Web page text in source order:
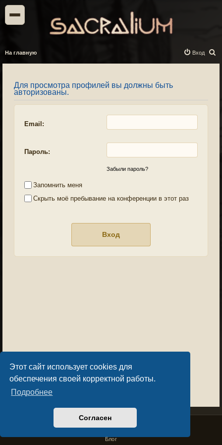
Этот сайт использует cookies для
обеспечения своей корректной работы.
Подробнее
Согласен
На главную
о
Вход
Для просмотра профилей вы должны быть
авторизованы.
Email:
Пароль:
Забыли пароль?
Запомнить меня
Скрыть моё пребывание на конференции в этот раз
Privacy PolicyLicense Agreement
Copyright © Sacralium Games 2023-
Блог